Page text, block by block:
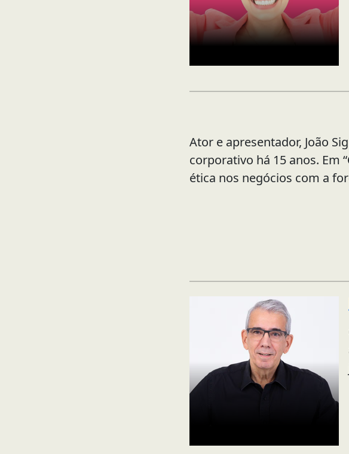
Ator e apresentador, João
corporativo há 15 anos. Em “
ética nos negócios com a